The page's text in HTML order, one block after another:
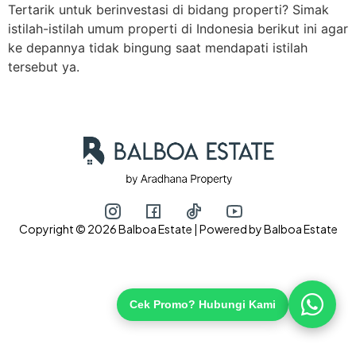
Tertarik untuk berinvestasi di bidang properti? Simak
istilah-istilah umum properti di Indonesia berikut ini agar
ke depannya tidak bingung saat mendapati istilah
tersebut ya.
Copyright © 2026 Balboa Estate | Powered by Balboa Estate
Cek Promo? Hubungi Kami
Hubungi via WhatsApp